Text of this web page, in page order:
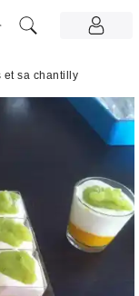
et sa chantilly